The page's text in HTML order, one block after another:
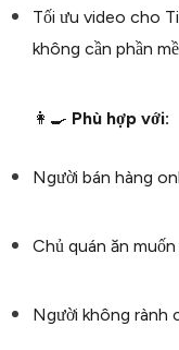
Tối ưu video cho
không cần phần
👩‍🍳 Phù hợp với:
Người bán hàng
Chủ quán ăn
Người không rành